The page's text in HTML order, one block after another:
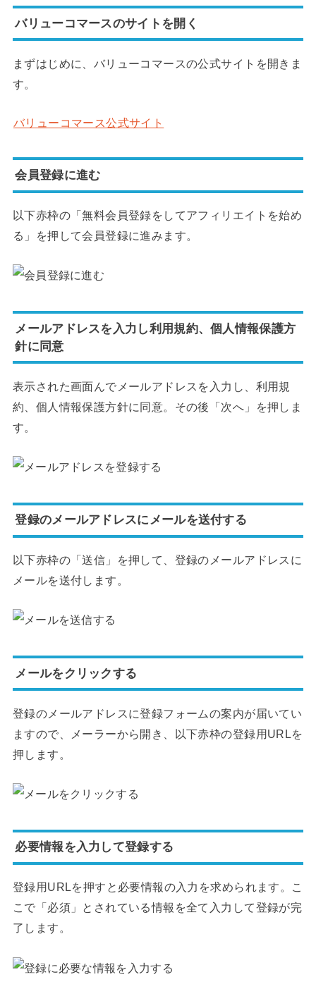
バリューコマースのサイトを開く
まずはじめに、バリューコマースの公式サイトを開きま
す。
バリューコマース公式サイト
会員登録に進む
以下赤枠の「無料会員登録をしてアフィリエイトを始め
る」を押して会員登録に進みます。
メールアドレスを入力し利用規約、個人情報保護方
針に同意
表示された画面んでメールアドレスを入力し、利用規
約、個人情報保護方針に同意。その後「次へ」を押しま
す。
登録のメールアドレスにメールを送付する
以下赤枠の「送信」を押して、登録のメールアドレスに
メールを送付します。
メールをクリックする
登録のメールアドレスに登録フォームの案内が届いてい
ますので、メーラーから開き、以下赤枠の登録用URLを
押します。
必要情報を入力して登録する
登録用URLを押すと必要情報の入力を求められます。こ
こで「必須」とされている情報を全て入力して登録が完
了します。